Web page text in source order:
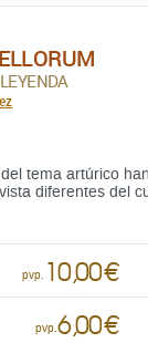
tema artúrico
diferentes del
pvp. 10,00 €
pvp. 6,00 €